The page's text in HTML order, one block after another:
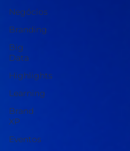
Negócios
Branding
Big
Data
Highlights
Learning
Brand
XP
Eventos